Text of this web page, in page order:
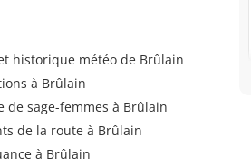
historique météo de Brûlain
à Brûlain
de sage-femmes à Brûlain
de la route à Brûlain
à Brûlain